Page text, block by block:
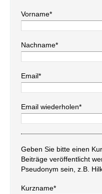
Vorname*
Nachname*
Email*
Email wiederholen*
Geben Sie bitte einen
Beiträge veröffentlicht
Pseudonym sein, z.B.
Kurzname*